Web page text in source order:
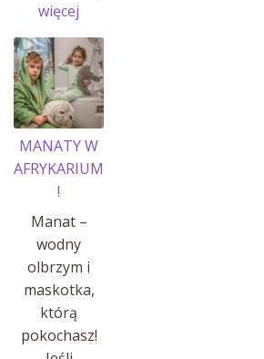
więcej
OWADY
I
INSEKTY
MANATY W
AFRYKARIUM
!
Manat –
wodny
olbrzym i
maskotka,
którą
pokochasz!